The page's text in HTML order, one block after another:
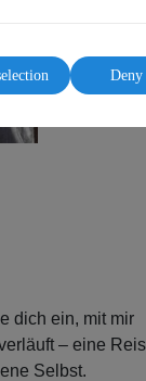
dich ein, mit mir
– eine
Selbst.
Deny